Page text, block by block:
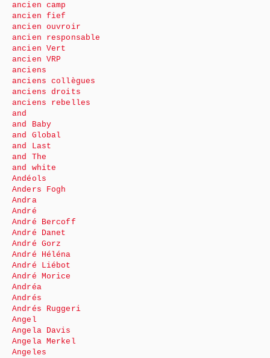
ancien camp
ancien fief
ancien ouvroir
ancien responsable
ancien Vert
ancien VRP
anciens
anciens collègues
anciens droits
anciens rebelles
and
and Baby
and Global
and Last
and The
and white
Andéols
Anders Fogh
Andra
André
André Bercoff
André Danet
André Gorz
André Héléna
André Liébot
André Morice
Andréa
Andrés
Andrés Ruggeri
Angel
Angela Davis
Angela Merkel
Angeles